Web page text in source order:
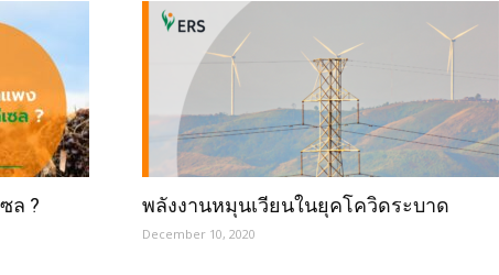
ล ? พลังงานหมุนเวียนในยุคโควิดระบาด
December 10, 2020